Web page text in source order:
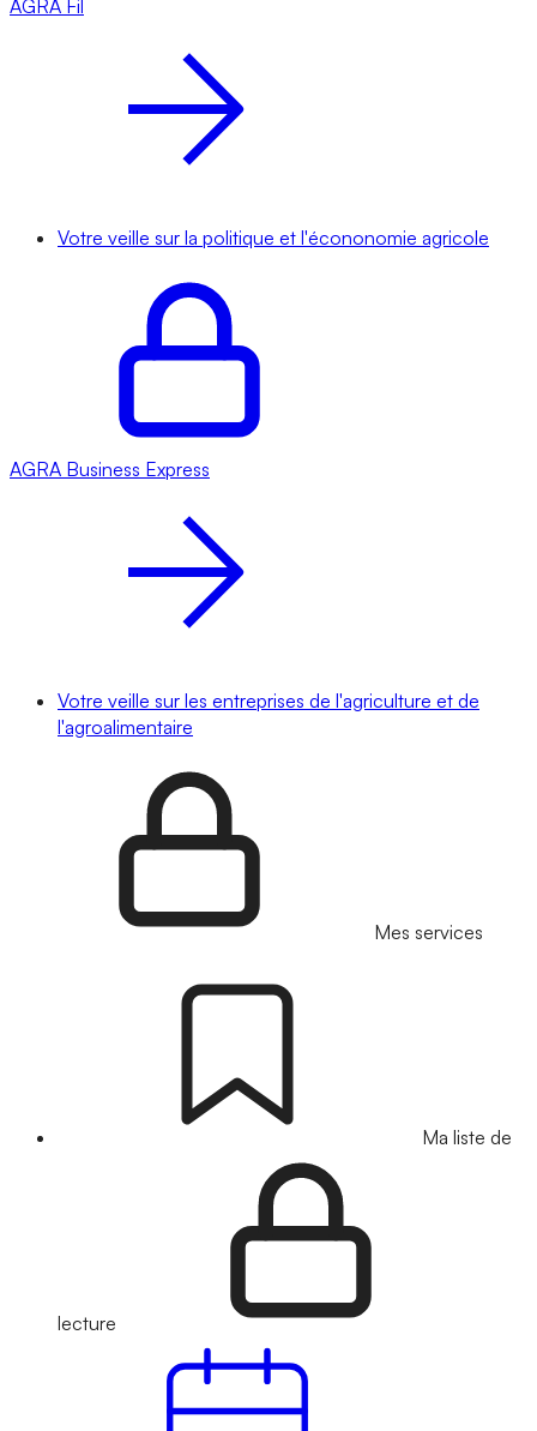
AGRA Fil
Votre veille sur la politique et l'écononomie agricole
AGRA Business Express
Votre veille sur les entreprises de l'agriculture et de
l'agroalimentaire
Mes services
Ma liste de
lecture